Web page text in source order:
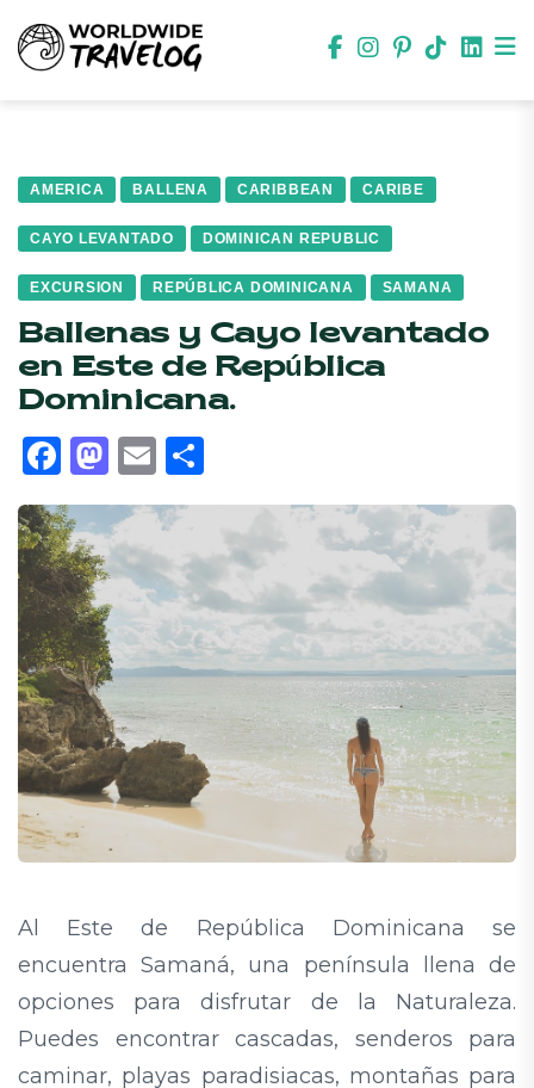
AMERICA BALLENA CARIBBEAN CARIBE
CAYO LEVANTADO DOMINICAN REPUBLIC
EXCURSION REPÚBLICA DOMINICANA SAMANA
Ballenas y Cayo levantado
en Este de República
Dominicana.
Facebook
Mastodon
Email
Al Este de República Dominicana se
encuentra Samaná, una península llena de
opciones para disfrutar de la Naturaleza.
Puedes encontrar cascadas, senderos para
caminar, playas paradisiacas, montañas para